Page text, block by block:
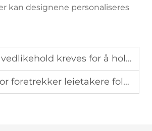
kan designene personaliseres
kreves for å holde hagesvinger i god stand?
leietakere foldbare hengestoler for midlertidige utendørsområder?